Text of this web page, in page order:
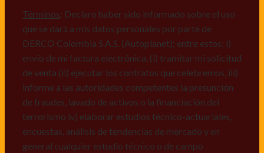
Términos: Declaro haber sido informado sobre el uso
que se dará a mis datos personales por parte de
DERCO Colombia S.A.S. (Autoplanet); entre estos: i)
envío de mi factura electrónica, (i) tramitar mi solicitud
de venta (ii) ejecutar los contratos que celebremos, iii)
informe a las autoridades competentes la presunción
de fraudes, lavado de activos o la financiación del
terrorismo iv) elaborar estudios técnico-actuariales,
encuestas, análisis de tendencias de mercado y en
general cualquier estudio técnico o de campo